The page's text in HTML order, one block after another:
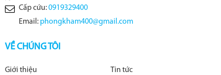
Cấp cứu:0919329400
Email: phongkham400@gmail.com
VỀ CHÚNG TÔI
Giới thiệu
Tin tức